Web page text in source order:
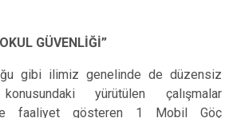
GÜVENLİĞİ”
gibi ilimiz genelinde de düzensiz
yürütülen çalışmalar
faaliyet gösteren 1 Mobil Göç